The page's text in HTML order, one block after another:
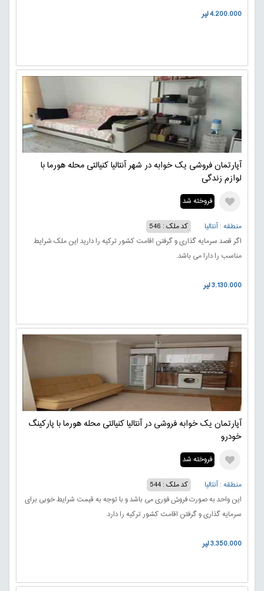
4.200.000 لیر
آپارتمان فروشی یک خوابه در شهر آنتالیا کنیالتی محله هورما با
لوازم زندگی
فروخته شد
منطقه : آنتالیا
کد ملک : 546
اگر قصد سرمایه گذاری و گرفتن اقامت کشور ترکیه را دارید این ملک شرایط
مناسب را دارا می باشد.
3.130.000 لیر
آپارتمان یک خوابه فروشی در آنتالیا کنیالتی محله هورما با پارکینگ
خودرو
فروخته شد
منطقه : آنتالیا
کد ملک : 544
این واحد به صورت فروش فوری می باشد و با توجه به قیمت شرایط خوبی برای
سرمایه گذاری و گرفتن اقامت کشور ترکیه را دارد.
3.350.000 لیر